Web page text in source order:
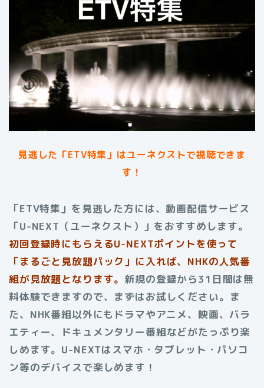
見逃した「ETV特集」はユーネクストで視聴できま
す！
「ETV特集」を見逃した方には、動画配信サービス
「U-NEXT（ユーネクスト）」をおすすめします。
初回登録時にもらえるU-NEXTポイントを使って
「まるごと見放題パック」に入れば、NHKの人気番
組が見放題となります。 新規の登録から31日間は無
料体験できますので、まずはお試しください。ま
た、NHK番組以外にもドラマやアニメ、映画、バラ
エティー、ドキュメンタリー番組などがたっぷり楽
しめます。 U-NEXTはスマホ・タブレット・パソコ
ン等のデバイスで楽しめます！